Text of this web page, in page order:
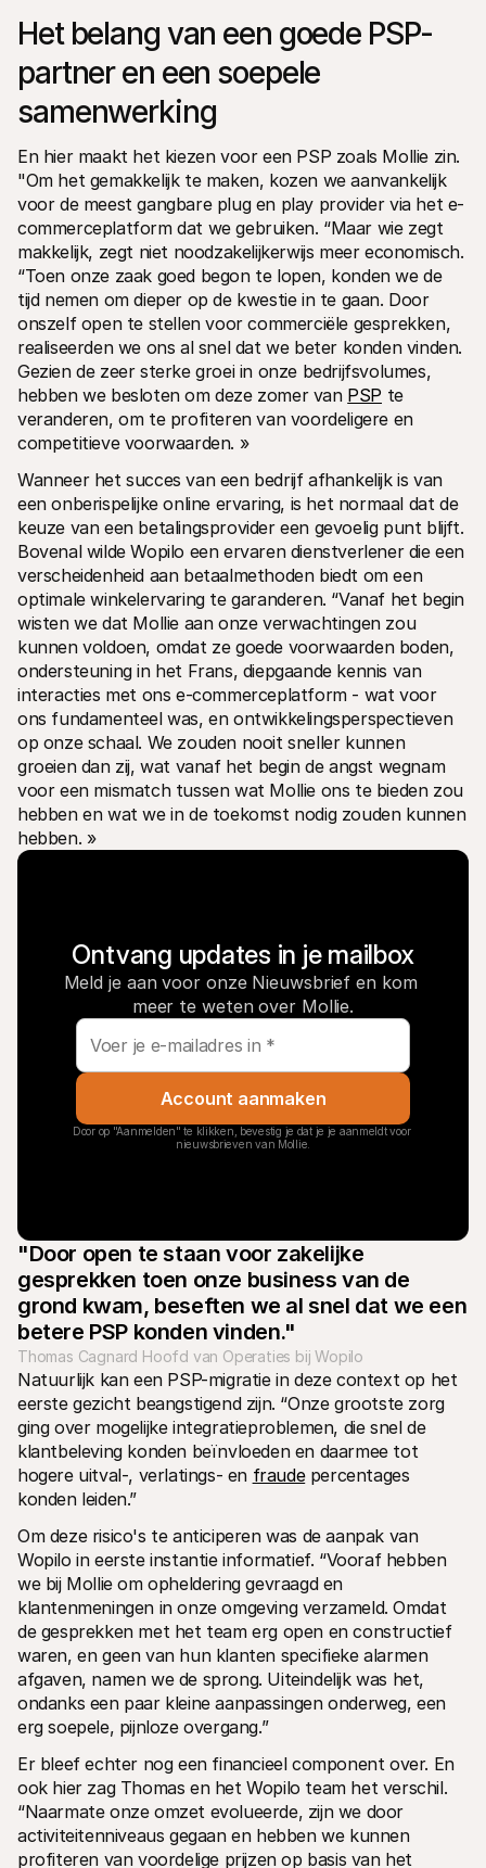
Het belang van een goede PSP-
partner en een soepele
samenwerking
En hier maakt het kiezen voor een PSP zoals Mollie zin.
"Om het gemakkelijk te maken, kozen we aanvankelijk
voor de meest gangbare plug en play provider via het e-
commerceplatform dat we gebruiken. “Maar wie zegt
makkelijk, zegt niet noodzakelijkerwijs meer economisch.
“Toen onze zaak goed begon te lopen, konden we de
tijd nemen om dieper op de kwestie in te gaan. Door
onszelf open te stellen voor commerciële gesprekken,
realiseerden we ons al snel dat we beter konden vinden.
Gezien de zeer sterke groei in onze bedrijfsvolumes,
hebben we besloten om deze zomer van PSP te
veranderen, om te profiteren van voordeligere en
competitieve voorwaarden. »
Wanneer het succes van een bedrijf afhankelijk is van
een onberispelijke online ervaring, is het normaal dat de
keuze van een betalingsprovider een gevoelig punt blijft.
Bovenal wilde Wopilo een ervaren dienstverlener die een
verscheidenheid aan betaalmethoden biedt om een
optimale winkelervaring te garanderen. “Vanaf het begin
wisten we dat Mollie aan onze verwachtingen zou
kunnen voldoen, omdat ze goede voorwaarden boden,
ondersteuning in het Frans, diepgaande kennis van
interacties met ons e-commerceplatform - wat voor
ons fundamenteel was, en ontwikkelingsperspectieven
op onze schaal. We zouden nooit sneller kunnen
groeien dan zij, wat vanaf het begin de angst wegnam
voor een mismatch tussen wat Mollie ons te bieden zou
hebben en wat we in de toekomst nodig zouden kunnen
hebben. »
Ontvang updates in je mailbox
Meld je aan voor onze Nieuwsbrief en kom
meer te weten over Mollie.
Account aanmaken
Door op "Aanmelden" te klikken, bevestig je dat je je aanmeldt voor
nieuwsbrieven van Mollie.
"Door open te staan voor zakelijke
gesprekken toen onze business van de
grond kwam, beseften we al snel dat we een
betere PSP konden vinden."
Thomas Cagnard Hoofd van Operaties bij Wopilo
Natuurlijk kan een PSP-migratie in deze context op het
eerste gezicht beangstigend zijn. “Onze grootste zorg
ging over mogelijke integratieproblemen, die snel de
klantbeleving konden beïnvloeden en daarmee tot
hogere uitval-, verlatings- en fraude percentages
konden leiden.”
Om deze risico's te anticiperen was de aanpak van
Wopilo in eerste instantie informatief. “Vooraf hebben
we bij Mollie om opheldering gevraagd en
klantenmeningen in onze omgeving verzameld. Omdat
de gesprekken met het team erg open en constructief
waren, en geen van hun klanten specifieke alarmen
afgaven, namen we de sprong. Uiteindelijk was het,
ondanks een paar kleine aanpassingen onderweg, een
erg soepele, pijnloze overgang.”
Er bleef echter nog een financieel component over. En
ook hier zag Thomas en het Wopilo team het verschil.
“Naarmate onze omzet evolueerde, zijn we door
activiteitenniveaus gegaan en hebben we kunnen
profiteren van voordelige prijzen op basis van het